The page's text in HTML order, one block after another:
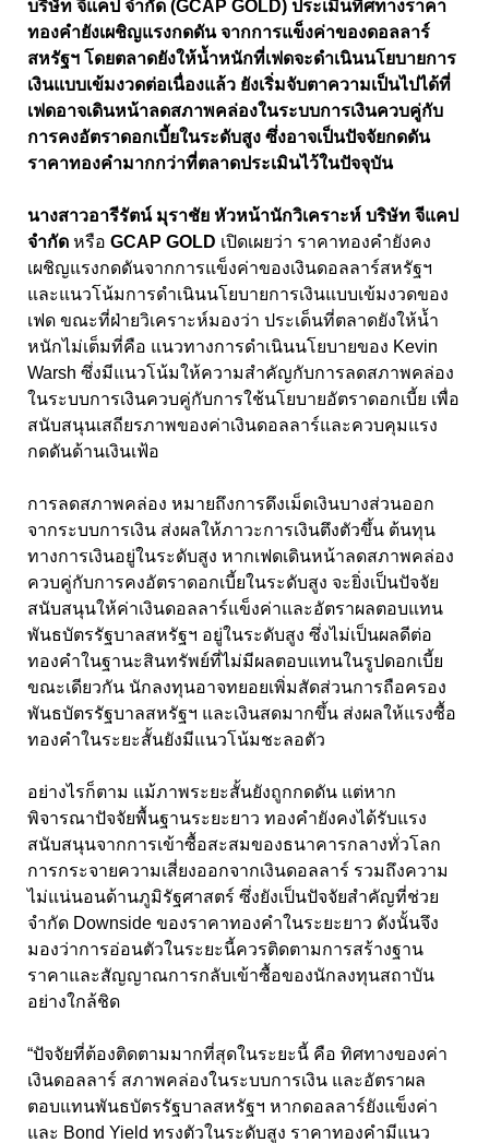
บริษัท จีแคป จำกัด (GCAP GOLD) ประเมินทิศทางราคา
ทองคำยังเผชิญแรงกดดัน จากการแข็งค่าของดอลลาร์
สหรัฐฯ โดยตลาดยังให้น้ำหนักที่เฟดจะดำเนินนโยบายการ
เงินแบบเข้มงวดต่อเนื่องแล้ว ยังเริ่มจับตาความเป็นไปได้ที่
เฟดอาจเดินหน้าลดสภาพคล่องในระบบการเงินควบคู่กับ
การคงอัตราดอกเบี้ยในระดับสูง ซึ่งอาจเป็นปัจจัยกดดัน
ราคาทองคำมากกว่าที่ตลาดประเมินไว้ในปัจจุบัน
นางสาวอารีรัตน์ มุราชัย หัวหน้านักวิเคราะห์ บริษัท จีแคป
จำกัด หรือ GCAP GOLD เปิดเผยว่า ราคาทองคำยังคง
เผชิญแรงกดดันจากการแข็งค่าของเงินดอลลาร์สหรัฐฯ
และแนวโน้มการดำเนินนโยบายการเงินแบบเข้มงวดของ
เฟด ขณะที่ฝ่ายวิเคราะห์มองว่า ประเด็นที่ตลาดยังให้น้ำ
หนักไม่เต็มที่คือ แนวทางการดำเนินนโยบายของ Kevin
Warsh ซึ่งมีแนวโน้มให้ความสำคัญกับการลดสภาพคล่อง
ในระบบการเงินควบคู่กับการใช้นโยบายอัตราดอกเบี้ย เพื่อ
สนับสนุนเสถียรภาพของค่าเงินดอลลาร์และควบคุมแรง
กดดันด้านเงินเฟ้อ
การลดสภาพคล่อง หมายถึงการดึงเม็ดเงินบางส่วนออก
จากระบบการเงิน ส่งผลให้ภาวะการเงินตึงตัวขึ้น ต้นทุน
ทางการเงินอยู่ในระดับสูง หากเฟดเดินหน้าลดสภาพคล่อง
ควบคู่กับการคงอัตราดอกเบี้ยในระดับสูง จะยิ่งเป็นปัจจัย
สนับสนุนให้ค่าเงินดอลลาร์แข็งค่าและอัตราผลตอบแทน
พันธบัตรรัฐบาลสหรัฐฯ อยู่ในระดับสูง ซึ่งไม่เป็นผลดีต่อ
ทองคำในฐานะสินทรัพย์ที่ไม่มีผลตอบแทนในรูปดอกเบี้ย
ขณะเดียวกัน นักลงทุนอาจทยอยเพิ่มสัดส่วนการถือครอง
พันธบัตรรัฐบาลสหรัฐฯ และเงินสดมากขึ้น ส่งผลให้แรงซื้อ
ทองคำในระยะสั้นยังมีแนวโน้มชะลอตัว
อย่างไรก็ตาม แม้ภาพระยะสั้นยังถูกกดดัน แต่หาก
พิจารณาปัจจัยพื้นฐานระยะยาว ทองคำยังคงได้รับแรง
สนับสนุนจากการเข้าซื้อสะสมของธนาคารกลางทั่วโลก
การกระจายความเสี่ยงออกจากเงินดอลลาร์ รวมถึงความ
ไม่แน่นอนด้านภูมิรัฐศาสตร์ ซึ่งยังเป็นปัจจัยสำคัญที่ช่วย
จำกัด Downside ของราคาทองคำในระยะยาว ดังนั้นจึง
มองว่าการอ่อนตัวในระยะนี้ควรติดตามการสร้างฐาน
ราคาและสัญญาณการกลับเข้าซื้อของนักลงทุนสถาบัน
อย่างใกล้ชิด
“ปัจจัยที่ต้องติดตามมากที่สุดในระยะนี้ คือ ทิศทางของค่า
เงินดอลลาร์ สภาพคล่องในระบบการเงิน และอัตราผล
ตอบแทนพันธบัตรรัฐบาลสหรัฐฯ หากดอลลาร์ยังแข็งค่า
และ Bond Yield ทรงตัวในระดับสูง ราคาทองคำมีแนว